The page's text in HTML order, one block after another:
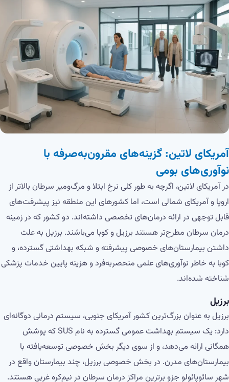
آمریکای لاتین: گزینه‌های مقرون‌به‌صرفه با
نوآوری‌های بومی
در آمریکای لاتین، اگرچه به طور کلی نرخ ابتلا و مرگ‌ومیر سرطان بالاتر از
اروپا و آمریکای شمالی است، اما کشورهای این منطقه نیز پیشرفت‌های
قابل توجهی در ارائه درمان‌های تخصصی داشته‌اند. دو کشور که در زمینه
درمان سرطان مطرح‌تر هستند برزیل و کوبا می‌باشند. برزیل به علت
داشتن بیمارستان‌های خصوصی پیشرفته و شبکه بهداشتی گسترده، و
کوبا به خاطر نوآوری‌های علمی منحصربه‌فرد و هزینه پایین خدمات پزشکی
شناخته شده‌اند.
برزیل
برزیل به عنوان بزرگ‌ترین کشور آمریکای جنوبی، سیستم درمانی دوگانه‌ای
دارد: یک سیستم بهداشت عمومی گسترده به نام SUS که پوشش
همگانی ارائه می‌دهد، و از سوی دیگر بخش خصوصی توسعه‌یافته با
بیمارستان‌های مدرن. در بخش خصوصی برزیل، چند بیمارستان واقع در
شهر سائوپائولو جزو برترین مراکز درمان سرطان در نیم‌کره غربی هستند.